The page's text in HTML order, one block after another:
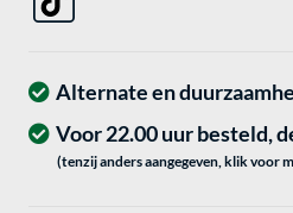
Alternate en
Voor 22.00 uur besteld,
(tenzij anders aangegeven, klik voor